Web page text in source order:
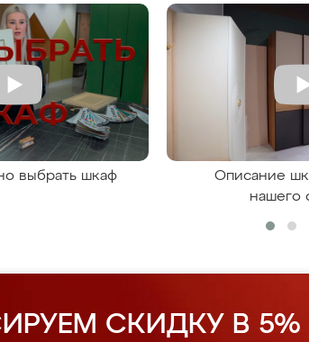
выбрать шкаф
Описание
нашего
СКИДКУ В 5%